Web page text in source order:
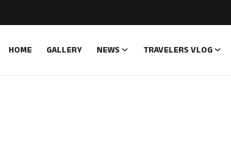
HOME GALLERY NEWS TRAVELERS VLOG